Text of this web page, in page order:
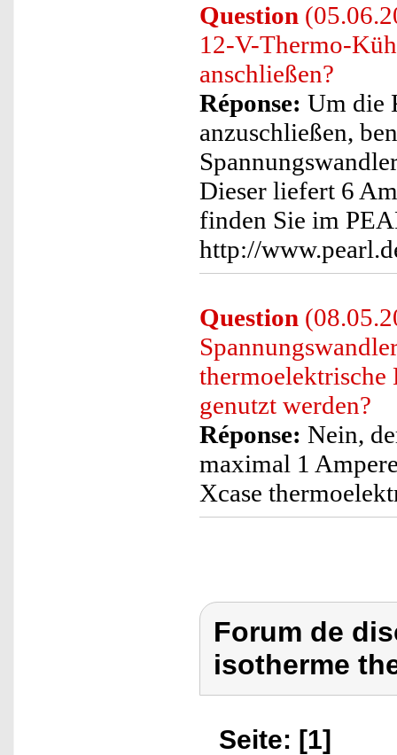
Question
12-V-Thermo-
anschließen?
Réponse: Um die
anzuschließen,
Dieser liefert 6
finden Sie im
http://
Question
thermoelektrische
genutzt werden?
Réponse: Nein,
maximal 1
Xcase
Forum de
isotherme
Seite: [1]